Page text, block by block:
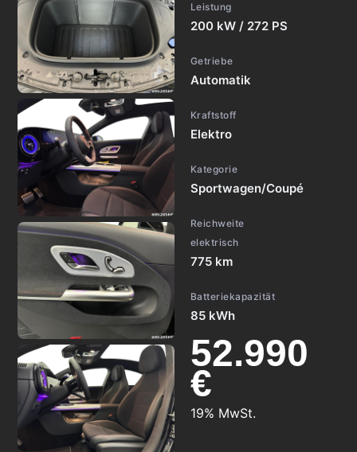
Leistung
200 kW / 272 PS
Getriebe
Automatik
Kraftstoff
Elektro
Kategorie
Sportwagen/Coupé
Reichweite
elektrisch
775 km
Batteriekapazität
85 kWh
52.990
€
19% MwSt.